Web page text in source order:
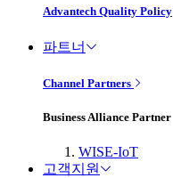
Advantech Quality Policy
파트너
Channel Partners
Business Alliance Partner
WISE-IoT
고객지원